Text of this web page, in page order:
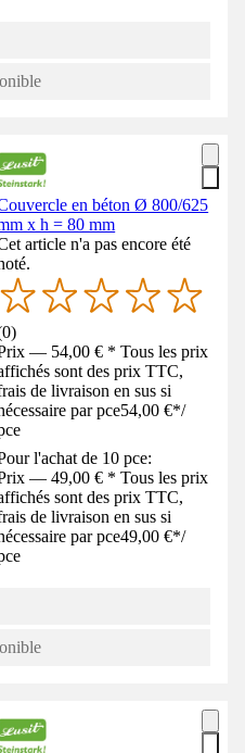
en béton Ø 800/625
x h = 80 mm
article n'a pas encore été
0)
— 54,00 € * Tous les prix
sont des prix TTC,
de livraison en sus si
par pce54,00 €*/
l'achat de 10 pce:
— 49,00 € * Tous les prix
sont des prix TTC,
de livraison en sus si
par pce49,00 €*/